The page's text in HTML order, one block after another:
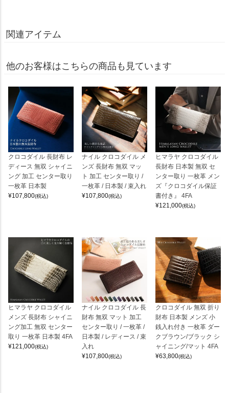
関連アイテム
他のお客様はこちらの商品も見ています
クロコダイル 長財布 レ
ディース 無双 シャイニ
ング 加工 センター取り
一枚革 日本製
¥107,800(税込)
ナイル クロコダイル メ
ンズ 長財布 無双 マッ
ト 加工 センター取り /
一枚革 / 日本製 / 束入れ
¥107,800(税込)
ヒマラヤ クロコダイル
長財布 日本製 無双 セ
ンター取り 一枚革 メン
ズ『クロコダイル保証
書付き』 4FA
¥121,000(税込)
ヒマラヤ クロコダイル
メンズ 長財布 シャイニ
ング加工 無双 センター
取り 一枚革 日本製 4FA
¥121,000(税込)
ナイル クロコダイル 長
財布 無双 マット 加工
センター取り / 一枚革 /
日本製 / レディース / 束
入れ
¥107,800(税込)
クロコダイル 無双 折り
財布 日本製 メンズ 小
銭入れ付き 一枚革 ダー
クブラウン/ブラック シ
ャイニング/マット 4FA
¥63,800(税込)